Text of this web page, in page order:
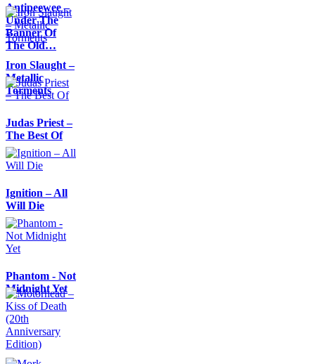
Antipeewee –
Under The
Banner Of
The Old…
Iron Slaught –
Metallic
Torments
Judas Priest –
The Best Of
Ignition – All
Will Die
Phantom - Not
Midnight Yet